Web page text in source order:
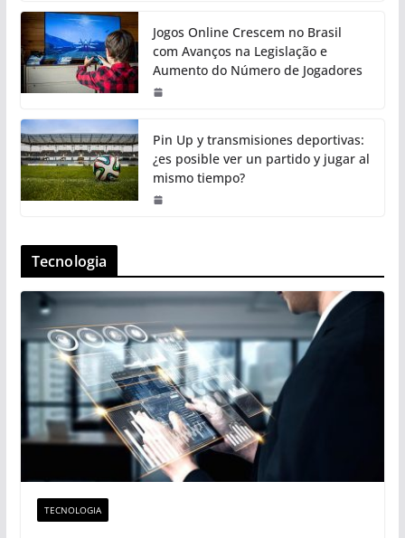
Jogos Online Crescem no Brasil
com Avanços na Legislação e
Aumento do Número de Jogadores
Pin Up y transmisiones deportivas:
¿es posible ver un partido y jugar al
mismo tiempo?
Tecnologia
TECNOLOGIA